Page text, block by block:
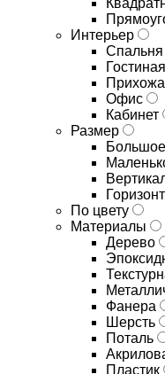
Интерьер
Спальня
Гостиная
Офис
Кабинет
Размер
Большое
По цвету
Материалы
Дерево
Фанера
Шерсть
Поталь
Пластик